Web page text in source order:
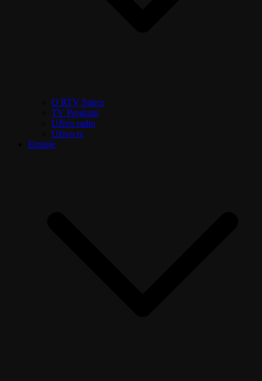
O RTV Sunce
TV Program
Uživo radio
Uživo tv
Emisije